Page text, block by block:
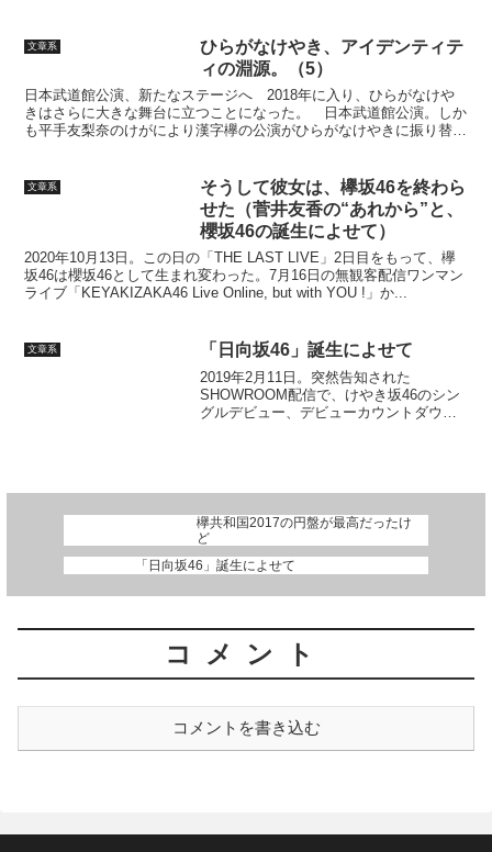
文章系
ひらがなけやき、アイデンティテ
ィの淵源。（5）
日本武道館公演、新たなステージへ 2018年に入り、ひらがなけや
きはさらに大きな舞台に立つことになった。 日本武道館公演。しか
も平手友梨奈のけがにより漢字欅の公演がひらがなけやきに振り替え
文章系
そうして彼女は、欅坂46を終わら
せた（菅井友香の“あれから”と、
櫻坂46の誕生によせて）
2020年10月13日。この日の「THE LAST LIVE」2日目をもって、欅
坂46は櫻坂46として生まれ変わった。7月16日の無観客配信ワンマン
ライブ「KEYAKIZAKA46 Live Online, but with YOU !」か...
文章系 「日向坂46」誕生によせて
2019年2月11日。突然告知された
SHOWROOM配信で、けやき坂46のシン
グルデビュー、デビューカウントダウン
欅共和国2017の円盤が最高だったけ
ど
「日向坂46」誕生によせて
コメント
コメントを書き込む